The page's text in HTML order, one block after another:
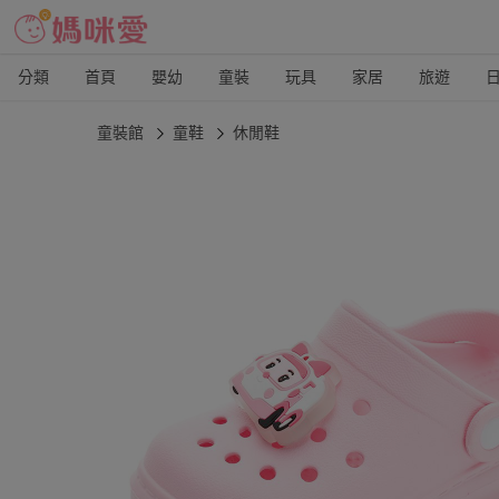
分類 首頁 嬰幼 童裝 玩具 家居 旅遊
童裝館 童鞋 休閒鞋